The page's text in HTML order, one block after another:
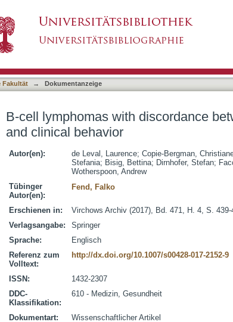
Fakultät → Dokumentanzeige
B-cell lymphomas with discordance
and clinical behavior
Autor(en): de Leval, Laurence; Copie-Bergman,
Stefania; Bisig, Bettina; Dirnhofer, Stefan;
Wotherspoon, Andrew
Tübinger
Autor(en):
Fend, Falko
Erschienen in:
Virchows Archiv (2017), Bd. 471, H. 4, S. 439-
Verlagsangabe:
Springer
Sprache:
Englisch
Referenz zum
Volltext:
http://dx.doi.org/10.1007/s00428-017-2152-9
ISSN:
1432-2307
DDC-
Klassifikation:
610 - Medizin, Gesundheit
Dokumentart:
Wissenschaftlicher Artikel